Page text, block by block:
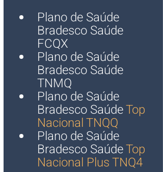
Plano de Saúde
Bradesco Saúde
FCQX
Plano de Saúde
Bradesco Saúde
TNMQ
Plano de Saúde
Bradesco Saúde Top
Nacional TNQQ
Plano de Saúde
Bradesco Saúde Top
Nacional Plus TNQ4